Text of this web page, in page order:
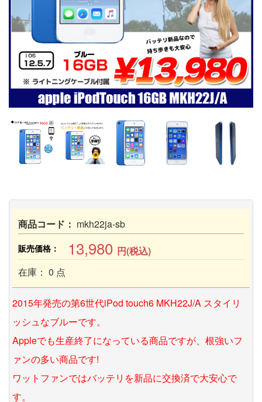
商品コード： mkh22ja-sb
販売価格： 13,980 円(税込)
在庫： 0 点
2015年発売の第6世代iPod touch6 MKH22J/A スタイリ
ッシュなブルーです。
Appleでも生産終了になっている商品ですが、根強いフ
ァンの多い商品です!
ワットファンではバッテリを新品に交換済で大安心で
す。